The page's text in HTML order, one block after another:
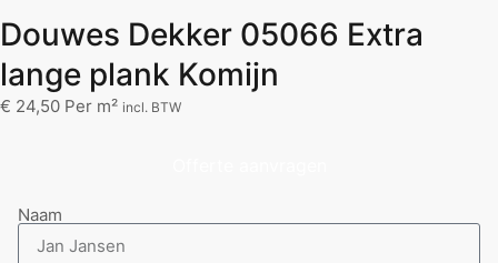
Douwes Dekker 05066 Extra
lange plank Komijn
€ 24,50 Per m² incl. BTW
Naam